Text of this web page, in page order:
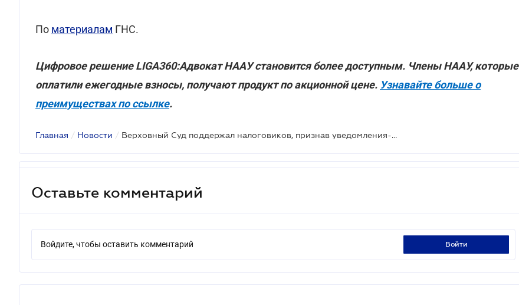
По материалам ГНС.
Цифровое решение LIGA360:Адвокат НААУ становится более доступным. Члены НААУ, которые
оплатили ежегодные взносы, получают продукт по акционной цене. Узнавайте больше о
преимуществах по ссылке.
Главная / Новости / Верховный Суд поддержал налоговиков, признав уведомления-решения правомерными
Оставьте комментарий
Войдите, чтобы оставить комментарий войти